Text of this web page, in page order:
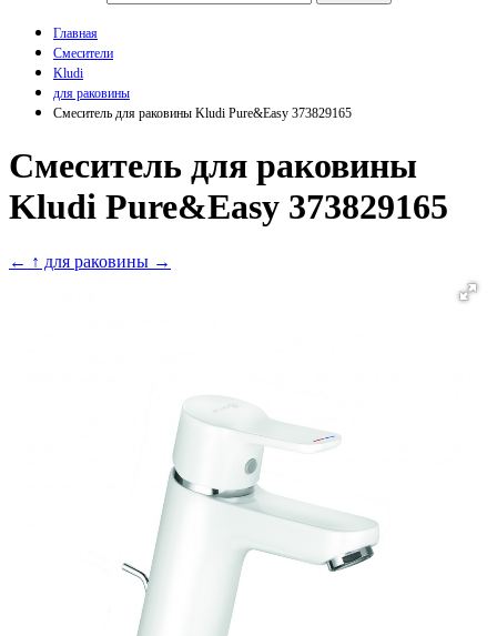
Главная
Смесители
Kludi
для раковины
Смеситель для раковины Kludi Pure&Easy 373829165
Смеситель для раковины
Kludi Pure&Easy 373829165
← ↑ для раковины →